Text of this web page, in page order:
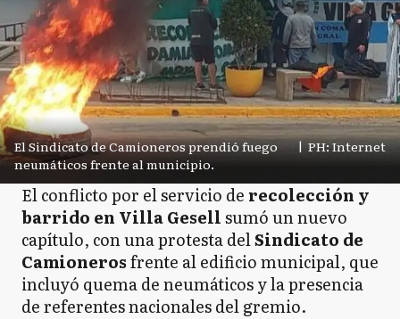
El Sindicato de Camioneros prendió fuego
neumáticos frente al municipio.
| PH: Internet
El conflicto por el servicio de recolección y
barrido en Villa Gesellsumó un nuevo
capítulo, con una protesta delSindicato de
Camionerosfrente al edificio municipal, que
incluyó quema de neumáticos y la presencia
de referentes nacionales del gremio.